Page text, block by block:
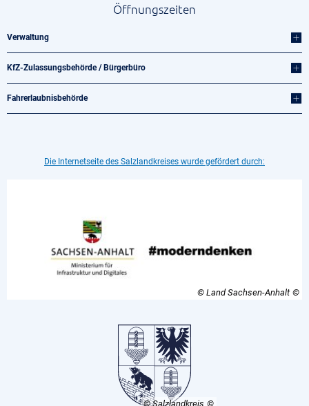
Öffnungszeiten
Verwaltung
KfZ-Zulassungsbehörde / Bürgerbüro
Fahrerlaubnisbehörde
Die Internetseite des Salzlandkreises wurde gefördert durch:
© Land Sachsen-Anhalt
© Salzlandkreis